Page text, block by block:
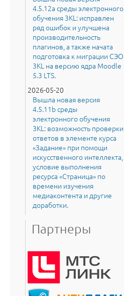
4.5.12a среды электронного
обучения 3KL: исправлен
ряд ошибок и улучшена
производительность
плагинов, а также начата
подготовка к миграции СЭО
3KL на версию ядра Moodle
5.3 LTS.
2026-05-20
Вышла новая версия
4.5.11b среды
электронного обучения
3KL: возможность проверки
ответов в элементе курса
«Задание» при помощи
искусственного интеллекта,
условие выполнения
ресурса «Страница» по
времени изучения
медиаконтента и другие
доработки.
Партнеры